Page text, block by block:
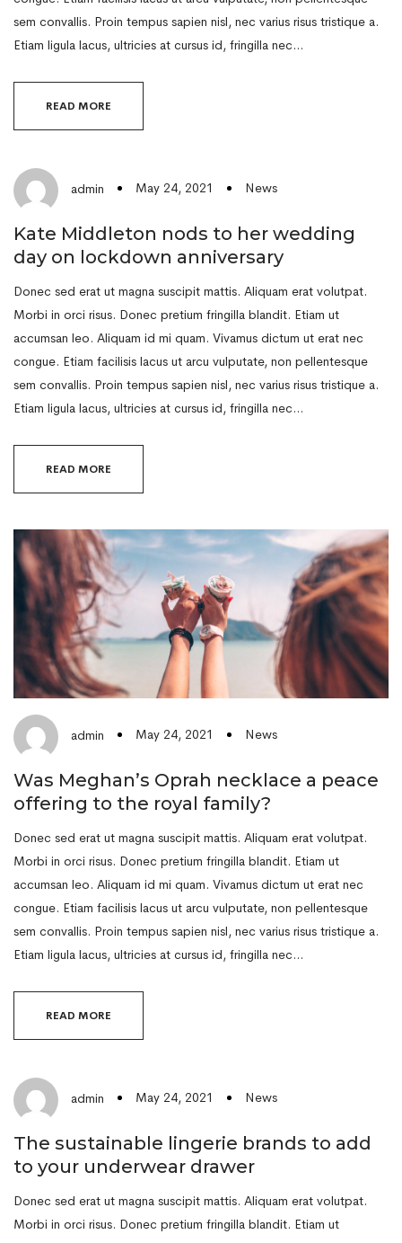
sem convallis. Proin tempus sapien nisl, nec varius risus tristique a.
Etiam ligula lacus, ultricies at cursus id, fringilla nec…
READ MORE
admin May 24, 2021 News
Kate Middleton nods to her wedding
day on lockdown anniversary
Donec sed erat ut magna suscipit mattis. Aliquam erat volutpat.
Morbi in orci risus. Donec pretium fringilla blandit. Etiam ut
accumsan leo. Aliquam id mi quam. Vivamus dictum ut erat nec
congue. Etiam facilisis lacus ut arcu vulputate, non pellentesque
sem convallis. Proin tempus sapien nisl, nec varius risus tristique a.
Etiam ligula lacus, ultricies at cursus id, fringilla nec…
READ MORE
admin May 24, 2021 News
Was Meghan’s Oprah necklace a peace
offering to the royal family?
Donec sed erat ut magna suscipit mattis. Aliquam erat volutpat.
Morbi in orci risus. Donec pretium fringilla blandit. Etiam ut
accumsan leo. Aliquam id mi quam. Vivamus dictum ut erat nec
congue. Etiam facilisis lacus ut arcu vulputate, non pellentesque
sem convallis. Proin tempus sapien nisl, nec varius risus tristique a.
Etiam ligula lacus, ultricies at cursus id, fringilla nec…
READ MORE
admin May 24, 2021 News
The sustainable lingerie brands to add
to your underwear drawer
Donec sed erat ut magna suscipit mattis. Aliquam erat volutpat.
Morbi in orci risus. Donec pretium fringilla blandit. Etiam ut